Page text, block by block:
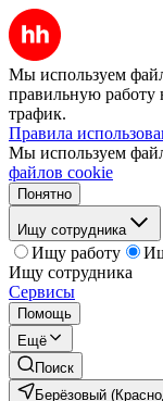
Мы используем
правильную работу
трафик.
Правила
Мы используем
файлов cookie
Понятно
Ищу сотрудника
Ищу работу
Ищу сотрудника
Сервисы
Помощь
Ещё
Поиск
Берёзовый